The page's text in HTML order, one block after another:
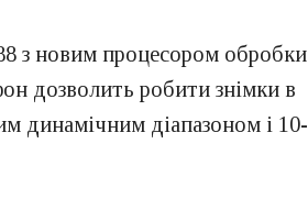
з новим процесором обробки
дозволить робити знімки в
динамічним діапазоном і 10-